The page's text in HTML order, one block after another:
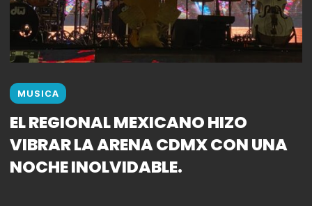
MUSICA
EL REGIONAL MEXICANO HIZO
VIBRAR LA ARENA CDMX CON UNA
NOCHE INOLVIDABLE.